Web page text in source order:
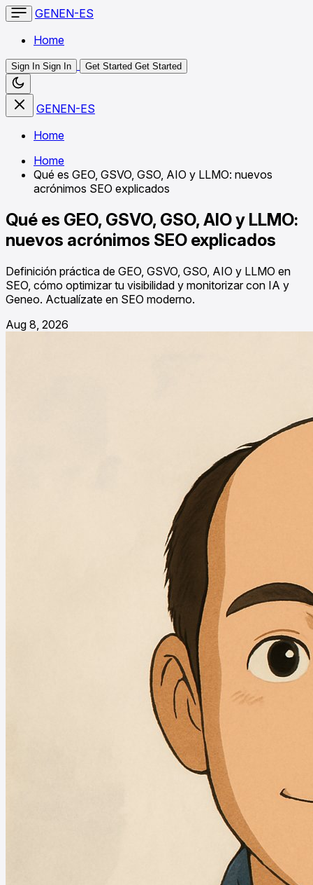
GENEN-ES
Home
Sign In Sign In Get Started Get Started
GENEN-ES
Home
Home
Qué es GEO, GSVO, GSO, AIO y LLMO: nuevos
acrónimos SEO explicados
Qué es GEO, GSVO, GSO, AIO y LLMO:
nuevos acrónimos SEO explicados
Definición práctica de GEO, GSVO, GSO, AIO y LLMO en
SEO, cómo optimizar tu visibilidad y monitorizar con IA y
Geneo. Actualízate en SEO moderno.
Aug 8, 2026